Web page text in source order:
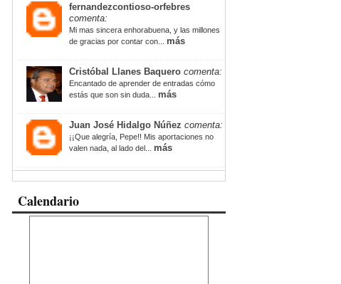
fernandezcontioso-orfebres
comenta:
Mi mas sincera enhorabuena, y las millones
de gracias por contar con... más
Cristóbal Llanes Baquero comenta:
Encantado de aprender de entradas cómo
estás que son sin duda... más
Juan José Hidalgo Núñez comenta:
¡¡Que alegría, Pepe!! Mis aportaciones no
valen nada, al lado del... más
Calendario